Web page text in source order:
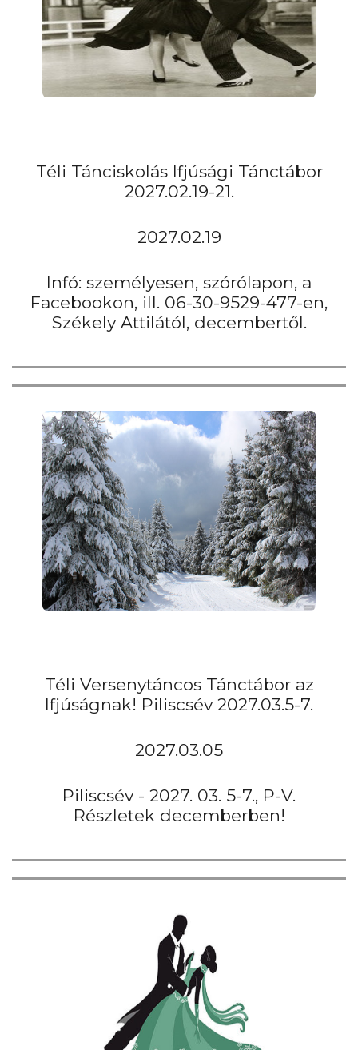
Téli Tánciskolás Ifjúsági Tánctábor
2027.02.19-21.
2027.02.19
Infó: személyesen, szórólapon, a
Facebookon, ill. 06-30-9529-477-en,
Székely Attilától, decembertől.
Téli Versenytáncos Tánctábor az
Ifjúságnak! Piliscsév 2027.03.5-7.
2027.03.05
Piliscsév - 2027. 03. 5-7., P-V.
Részletek decemberben!